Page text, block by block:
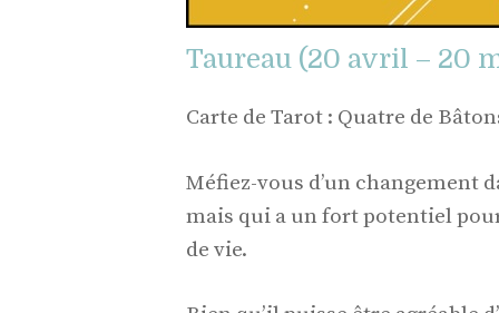
Taureau (20 avril – 20
Carte de Tarot : Quatre de
Méfiez-vous d’un changement
mais qui a un fort potentiel
de vie.